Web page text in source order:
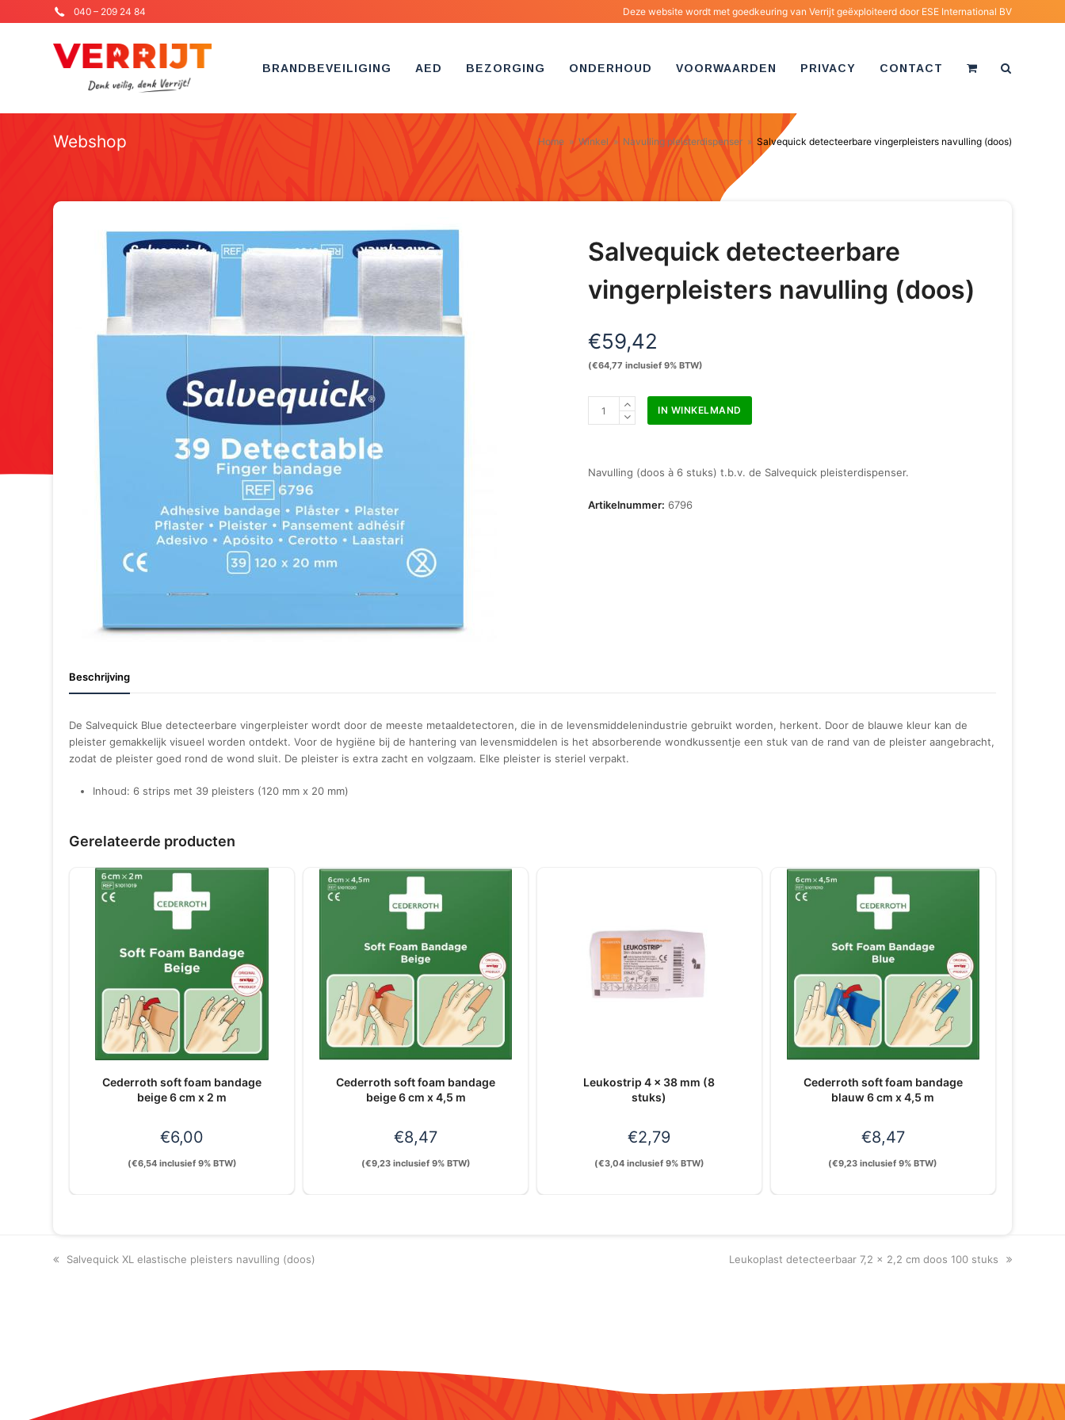
040 – 209 24 84 Deze website wordt met goedkeuring van Verrijt geëxploiteerd door ESE International BV
BRANDBEVEILIGING AED BEZORGING ONDERHOUD VOORWAARDEN PRIVACY CONTACT
Webshop Home » Winkel » Navulling pleisterdispenser » Salvequick detecteerbare vingerpleisters navulling (doos)
Salvequick detecteerbare
vingerpleisters navulling (doos)
€59,42
(€64,77 inclusief 9% BTW)
Salvequick
detecteerbare
(doos)
IN WINKELMAND
Navulling (doos à 6 stuks) t.b.v. de Salvequick pleisterdispenser.
Artikelnummer: 6796
Beschrijving
De Salvequick Blue detecteerbare vingerpleister wordt door de meeste metaaldetectoren, die in de levensmiddelenindustrie gebruikt worden, herkent. Door de blauwe kleur kan de
pleister gemakkelijk visueel worden ontdekt. Voor de hygiëne bij de hantering van levensmiddelen is het absorberende wondkussentje een stuk van de rand van de pleister aangebracht,
zodat de pleister goed rond de wond sluit. De pleister is extra zacht en volgzaam. Elke pleister is steriel verpakt.
Inhoud: 6 strips met 39 pleisters (120 mm x 20 mm)
Gerelateerde producten
Cederroth soft foam bandage
beige 6 cm x 2 m
€6,00
(€6,54inclusief 9% BTW)
Cederroth soft foam bandage
beige 6 cm x 4,5 m
€8,47
(€9,23inclusief 9% BTW)
Leukostrip 4 x 38 mm (8
stuks)
€2,79
(€3,04inclusief 9% BTW)
Cederroth soft foam bandage
blauw 6 cm x 4,5 m
€8,47
(€9,23 inclusief 9% BTW)
previous
Salvequick XL elastische pleisters navulling (doos)
next
Leukoplast detecteerbaar 7,2 x 2,2 cm doos 100 stuks